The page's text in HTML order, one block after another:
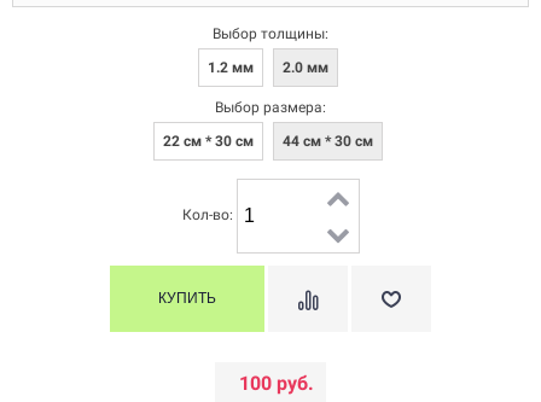
Выбор толщины:
1.2 мм
2.0 мм
Выбор размера:
22 см * 30 см
44 см * 30 см
Кол-во:
100 руб.